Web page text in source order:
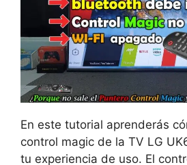
En este tutorial aprenderás
control magic de la TV LG
tu experiencia de uso. El